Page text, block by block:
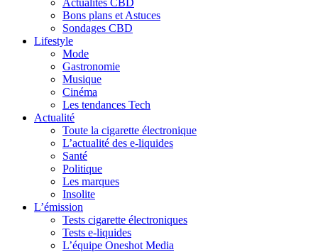
Bons plans et Astuces
Sondages CBD
Lifestyle
Mode
Gastronomie
Musique
Cinéma
Les tendances Tech
Actualité
Toute la cigarette électronique
L’actualité des e-liquides
Santé
Politique
Les marques
Insolite
L’émission
Tests cigarette électroniques
Tests e-liquides
L’équipe Oneshot Media